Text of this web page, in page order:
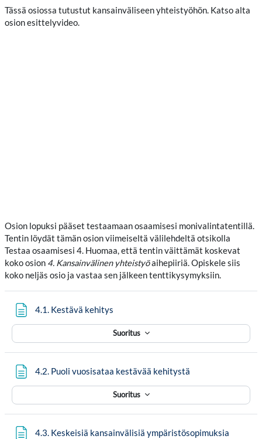
Tässä osiossa tutustut kansainväliseen yhteistyöhön. Katso alta
osion esittelyvideo.
Osion lopuksi pääset testaamaan osaamisesi monivalintatentillä.
Tentin löydät tämän osion viimeiseltä välilehdeltä otsikolla
Testaa osaamisesi 4. Huomaa, että tentin väittämät koskevat
koko osion 4. Kansainvälinen yhteistyöaihepiiriä. Opiskele siis
koko neljäs osio ja vastaa sen jälkeen tenttikysymyksiin.
4.1. Kestävä kehitys
Suoritus
4.2. Puoli vuosisataa kestävää kehitystä
Suoritus
4.3. Keskeisiä kansainvälisiä ympäristösopimuksia